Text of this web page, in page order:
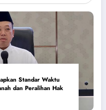
Standar Waktu
dan Peralihan Hak